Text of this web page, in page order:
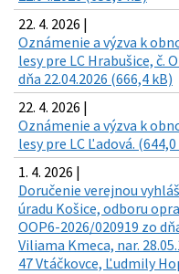
22. 4. 2026 |
Oznámenie a výzva k
lesy pre LC Hrabušice, č.
dňa 22.04.2026 (666,4 kB)
22. 4. 2026 |
Oznámenie a výzva k
lesy pre LC Ľadová.
1. 4. 2026 |
Doručenie verejnou
úradu Košice, odboru
OOP6-2026/020919 zo
Viliama Kmeca, nar.
47 Vtáčkovce, Ľudmily